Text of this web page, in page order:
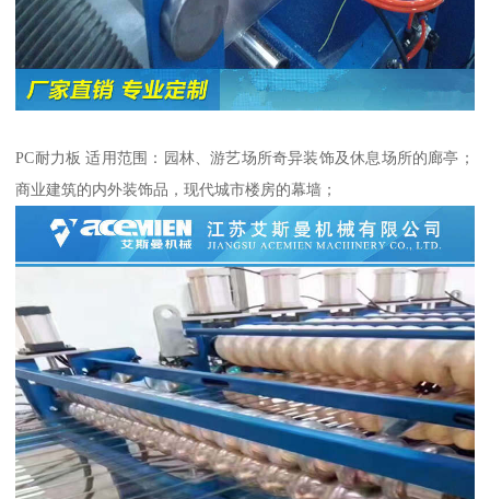
PC耐力板 适用范围：园林、游艺场所奇异装饰及休息场所的廊亭；
商业建筑的内外装饰品，现代城市楼房的幕墙；